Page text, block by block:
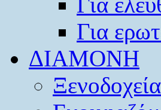
Για
ΔΙΑΜΟΝΗ